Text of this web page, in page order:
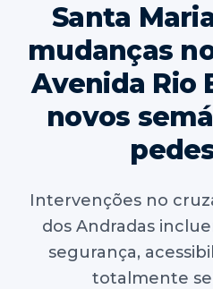
Santa
mudanças
Avenida Rio
novos
Intervenções no
dos Andradas
segurança,
totalmente